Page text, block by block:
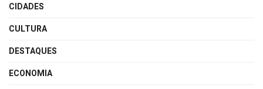
CIDADES
CULTURA
DESTAQUES
ECONOMIA